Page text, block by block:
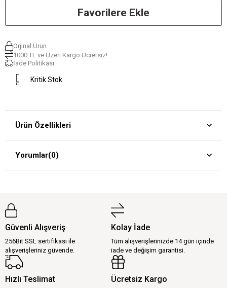
Favorilere Ekle
Orjinal Ürün
1000 TL ve Üzeri Kargo Ücretsiz!
İade Politikası
Kritik Stok
Ürün Özellikleri
Yorumlar(0)
Güvenli Alışveriş
256Bit SSL sertifikası ile
alışverişleriniz güvende.
Kolay İade
Tüm alışverişlerinizde 14 gün içinde
iade ve değişim garantisi.
Hızlı Teslimat Ücretsiz Kargo